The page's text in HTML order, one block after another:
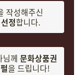
작성해주신
정합니다.
께 문화상품권
을 드립니다!